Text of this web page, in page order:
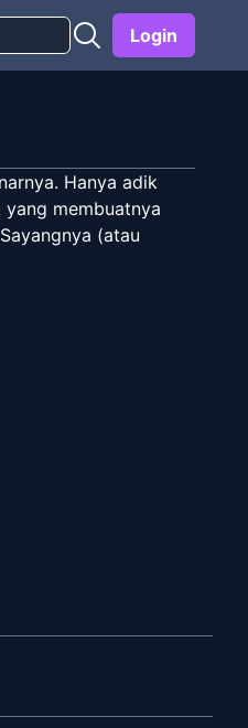
Login
Hanya adik
membuatnya
(atau